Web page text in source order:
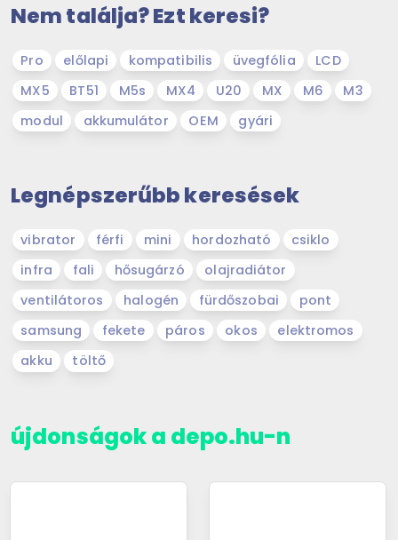
Nem találja? Ezt keresi?
Pro előlapi kompatibilis üvegfólia
LCD
MX5
BT51 M5s MX4 U20 MX M6
M3
modul
akkumulátor OEM gyári
Legnépszerűbb keresések
vibrator férfi mini hordozható
csiklo
infra
fali hősugárzó
olajradiátor
ventilátoros
halogén fürdőszobai
pont
samsung
fekete páros okos
elektromos
akku
töltő
újdonságok a depo.hu-n